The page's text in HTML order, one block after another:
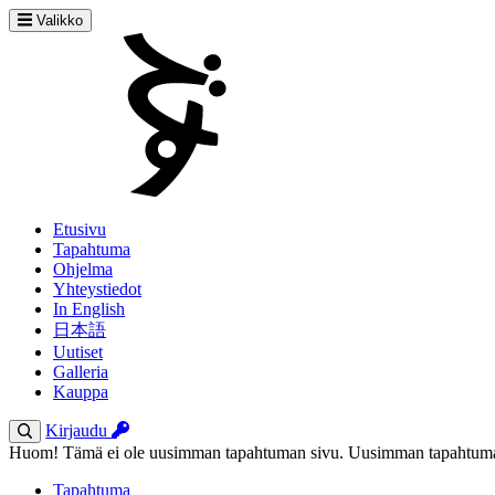
Valikko
Etusivu
Tapahtuma
Ohjelma
Yhteystiedot
In English
日本語
Uutiset
Galleria
Kauppa
Kirjaudu
Huom! Tämä ei ole uusimman tapahtuman sivu. Uusimman
Tapahtuma